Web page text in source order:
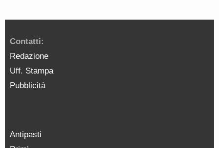
Contatti:
Redazione
Uff. Stampa
Pubblicità
Antipasti